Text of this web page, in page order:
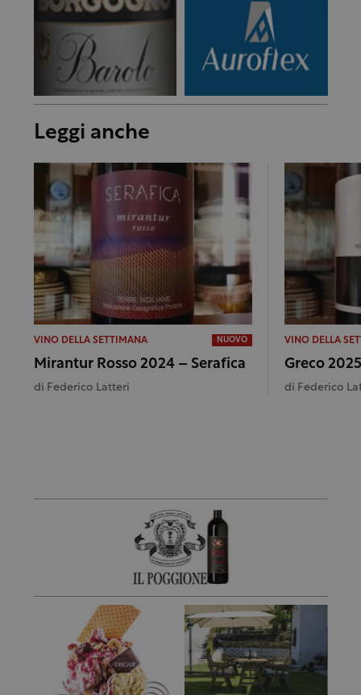
Leggi anche
VINO DELLA SETTIMANA NUOVO
Mirantur Rosso 2024 – Serafica
di Federico Latteri
VINO DELLA
Greco
di Federico